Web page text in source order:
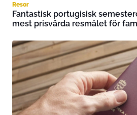
Resor
Fantastisk portugisisk
mest prisvärda resmålet för